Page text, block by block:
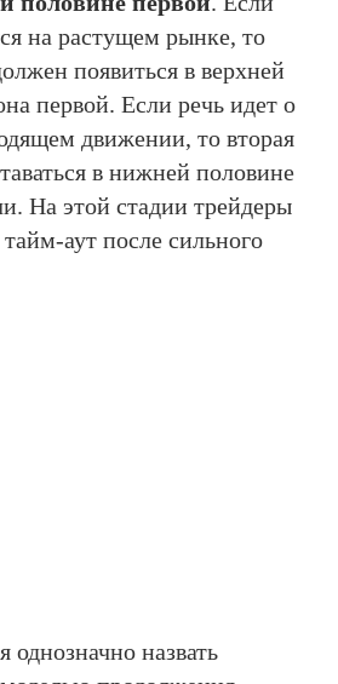
на растущем рынке, то
появиться в верхней
первой. Если речь идет о
движении, то вторая
в нижней половине
На этой стадии трейдеры
аут после сильного
однозначно назвать